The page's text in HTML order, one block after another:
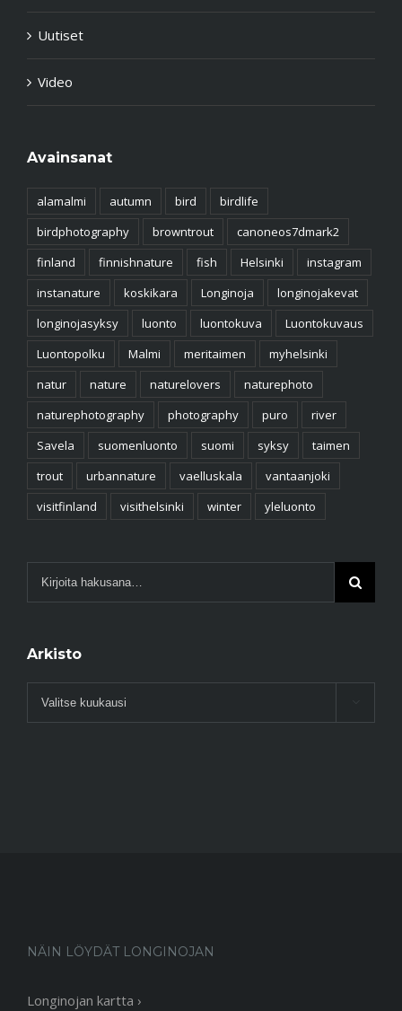
Uutiset
Video
Avainsanat
alamalmi autumn bird
birdlife
birdphotography
browntrout
canoneos7dmark2
finland
finnishnature fish Helsinki
instagram
instanature
koskikara Longinoja
longinojakevat
longinojasyksy
luonto luontokuva
Luontokuvaus
Luontopolku
Malmi meritaimen
myhelsinki
natur
nature naturelovers
naturephoto
naturephotography
photography puro
river
Savela
suomenluonto suomi syksy
taimen
trout
urbannature vaelluskala
vantaanjoki
visitfinland
visithelsinki winter yleluonto
Arkisto
Arkisto
NÄIN LÖYDÄT LONGINOJAN
Longinojan kartta ›